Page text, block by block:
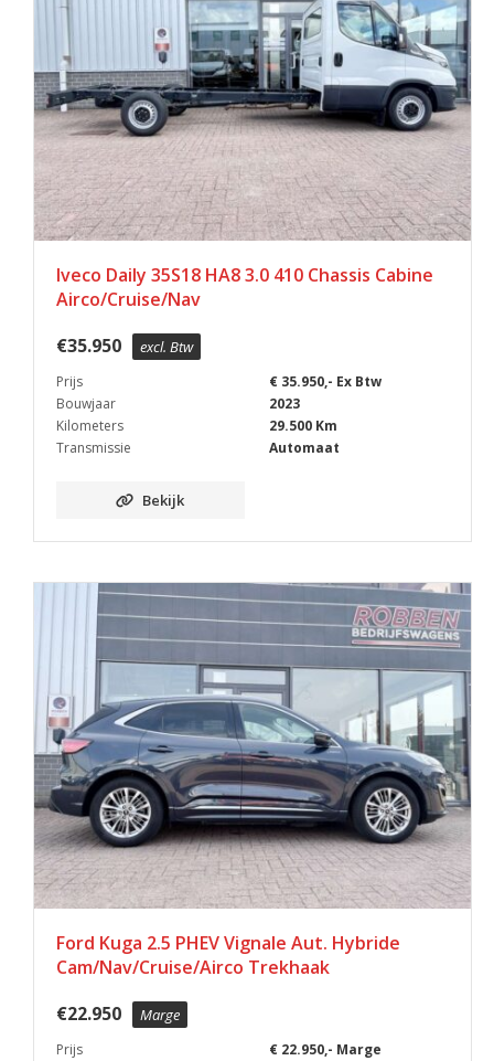
Iveco Daily 35S18 HA8 3.0 410 Chassis Cabine
Airco/Cruise/Nav
€35.950 excl. Btw
Prijs
€ 35.950,- Ex Btw
Bouwjaar
2023
Kilometers
29.500 Km
Transmissie
Automaat
Bekijk
Ford Kuga 2.5 PHEV Vignale Aut. Hybride
Cam/Nav/Cruise/Airco Trekhaak
€22.950 Marge
Prijs
€ 22.950,- Marge